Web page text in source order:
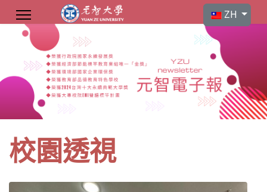
選擇你的語言
ZH
校園透視